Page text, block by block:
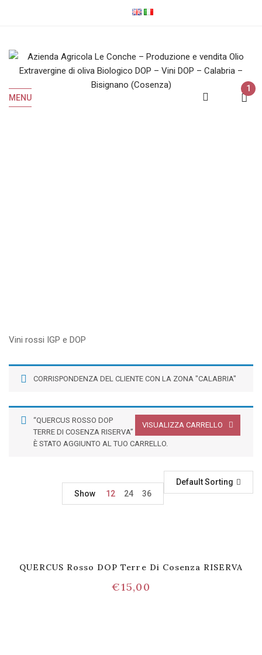
MENU
1
Vini rossi IGP e DOP
CORRISPONDENZA DEL CLIENTE CON LA ZONA "CALABRIA"
VISUALIZZA CARRELLO
“QUERCUS ROSSO DOP
TERRE DI COSENZA RISERVA”
È STATO AGGIUNTO AL TUO CARRELLO.
Default Sorting
Show
12 24 36
QUERCUS Rosso DOP Terre Di Cosenza RISERVA
€15,00